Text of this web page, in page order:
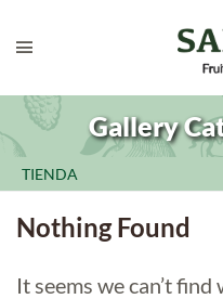
Gallery
TIENDA
Nothing Found
It seems we can’t